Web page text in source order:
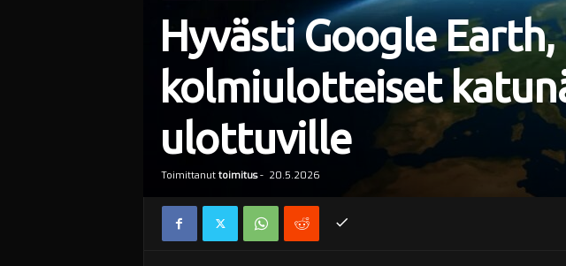
Hyvästi Google
kolmiulotteiset
ulottuville
Toimittanut toimitus- 20.5.2026